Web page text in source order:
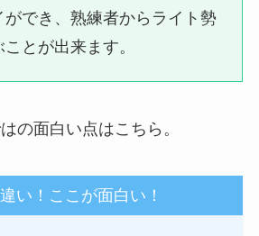
ができ、熟練者からライト勢
とが出来ます。
の面白い点はこちら。
い！ここが面白い！